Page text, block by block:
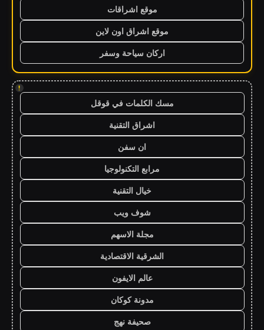
موقع اشراقات
موقع اشراق اون لاين
اركان سياحة وسفر
!
مسك الكلمات في قوقل
اشراق التقنية
ان سفن
مرابع التكنولوجيا
خيال التقنية
شوف ويب
مجلة الاسهم
الشرقية الاقتصادية
عالم الايفون
مدونة كوكان
صحيفة نهج